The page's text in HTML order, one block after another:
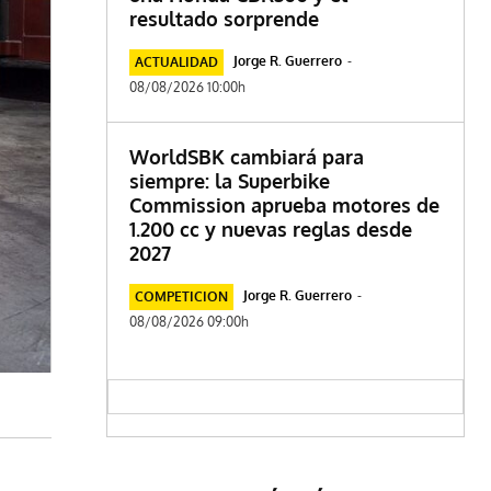
resultado sorprende
ACTUALIDAD Jorge R. Guerrero -
08/08/2026 10:00h
WorldSBK cambiará para
siempre: la Superbike
Commission aprueba motores de
1.200 cc y nuevas reglas desde
2027
COMPETICION Jorge R. Guerrero -
08/08/2026 09:00h